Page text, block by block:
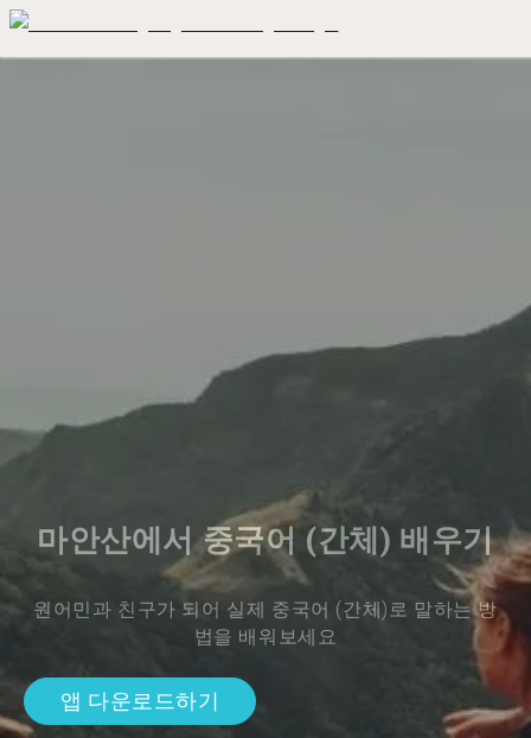
마안산에서 중국어 (간체) 배우기
원어민과 친구가 되어 실제 중국어 (간체)로 말하는 방
법을 배워보세요
앱 다운로드하기